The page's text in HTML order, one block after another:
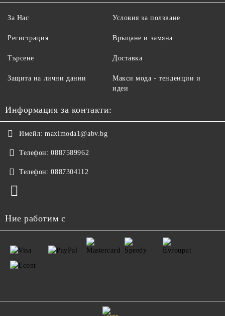
За Нас
Регистрация
Търсене
Защита на лични данни
Условия за ползване
Връщане и замяна
Доставка
Макси мода - тенденции и
идеи
Информация за контакти:
Имейл: maximoda1@abv.bg
Телефон: 0887589962
Телефон: 0887304112
Ние работим с